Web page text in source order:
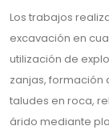
Los trabajos
excavación en
utilización de
zanjas,
taludes en roca,
árido mediante